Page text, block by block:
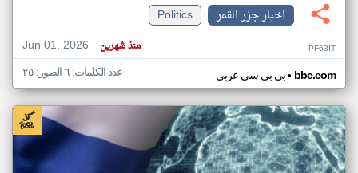
اخبار جزر القمر
Politics
Jun 01, 2026
منذ شهرين PF63IT
بي بي سي عربي• bbc.com عدد الكلمات: ٦ الصور: ٢٥